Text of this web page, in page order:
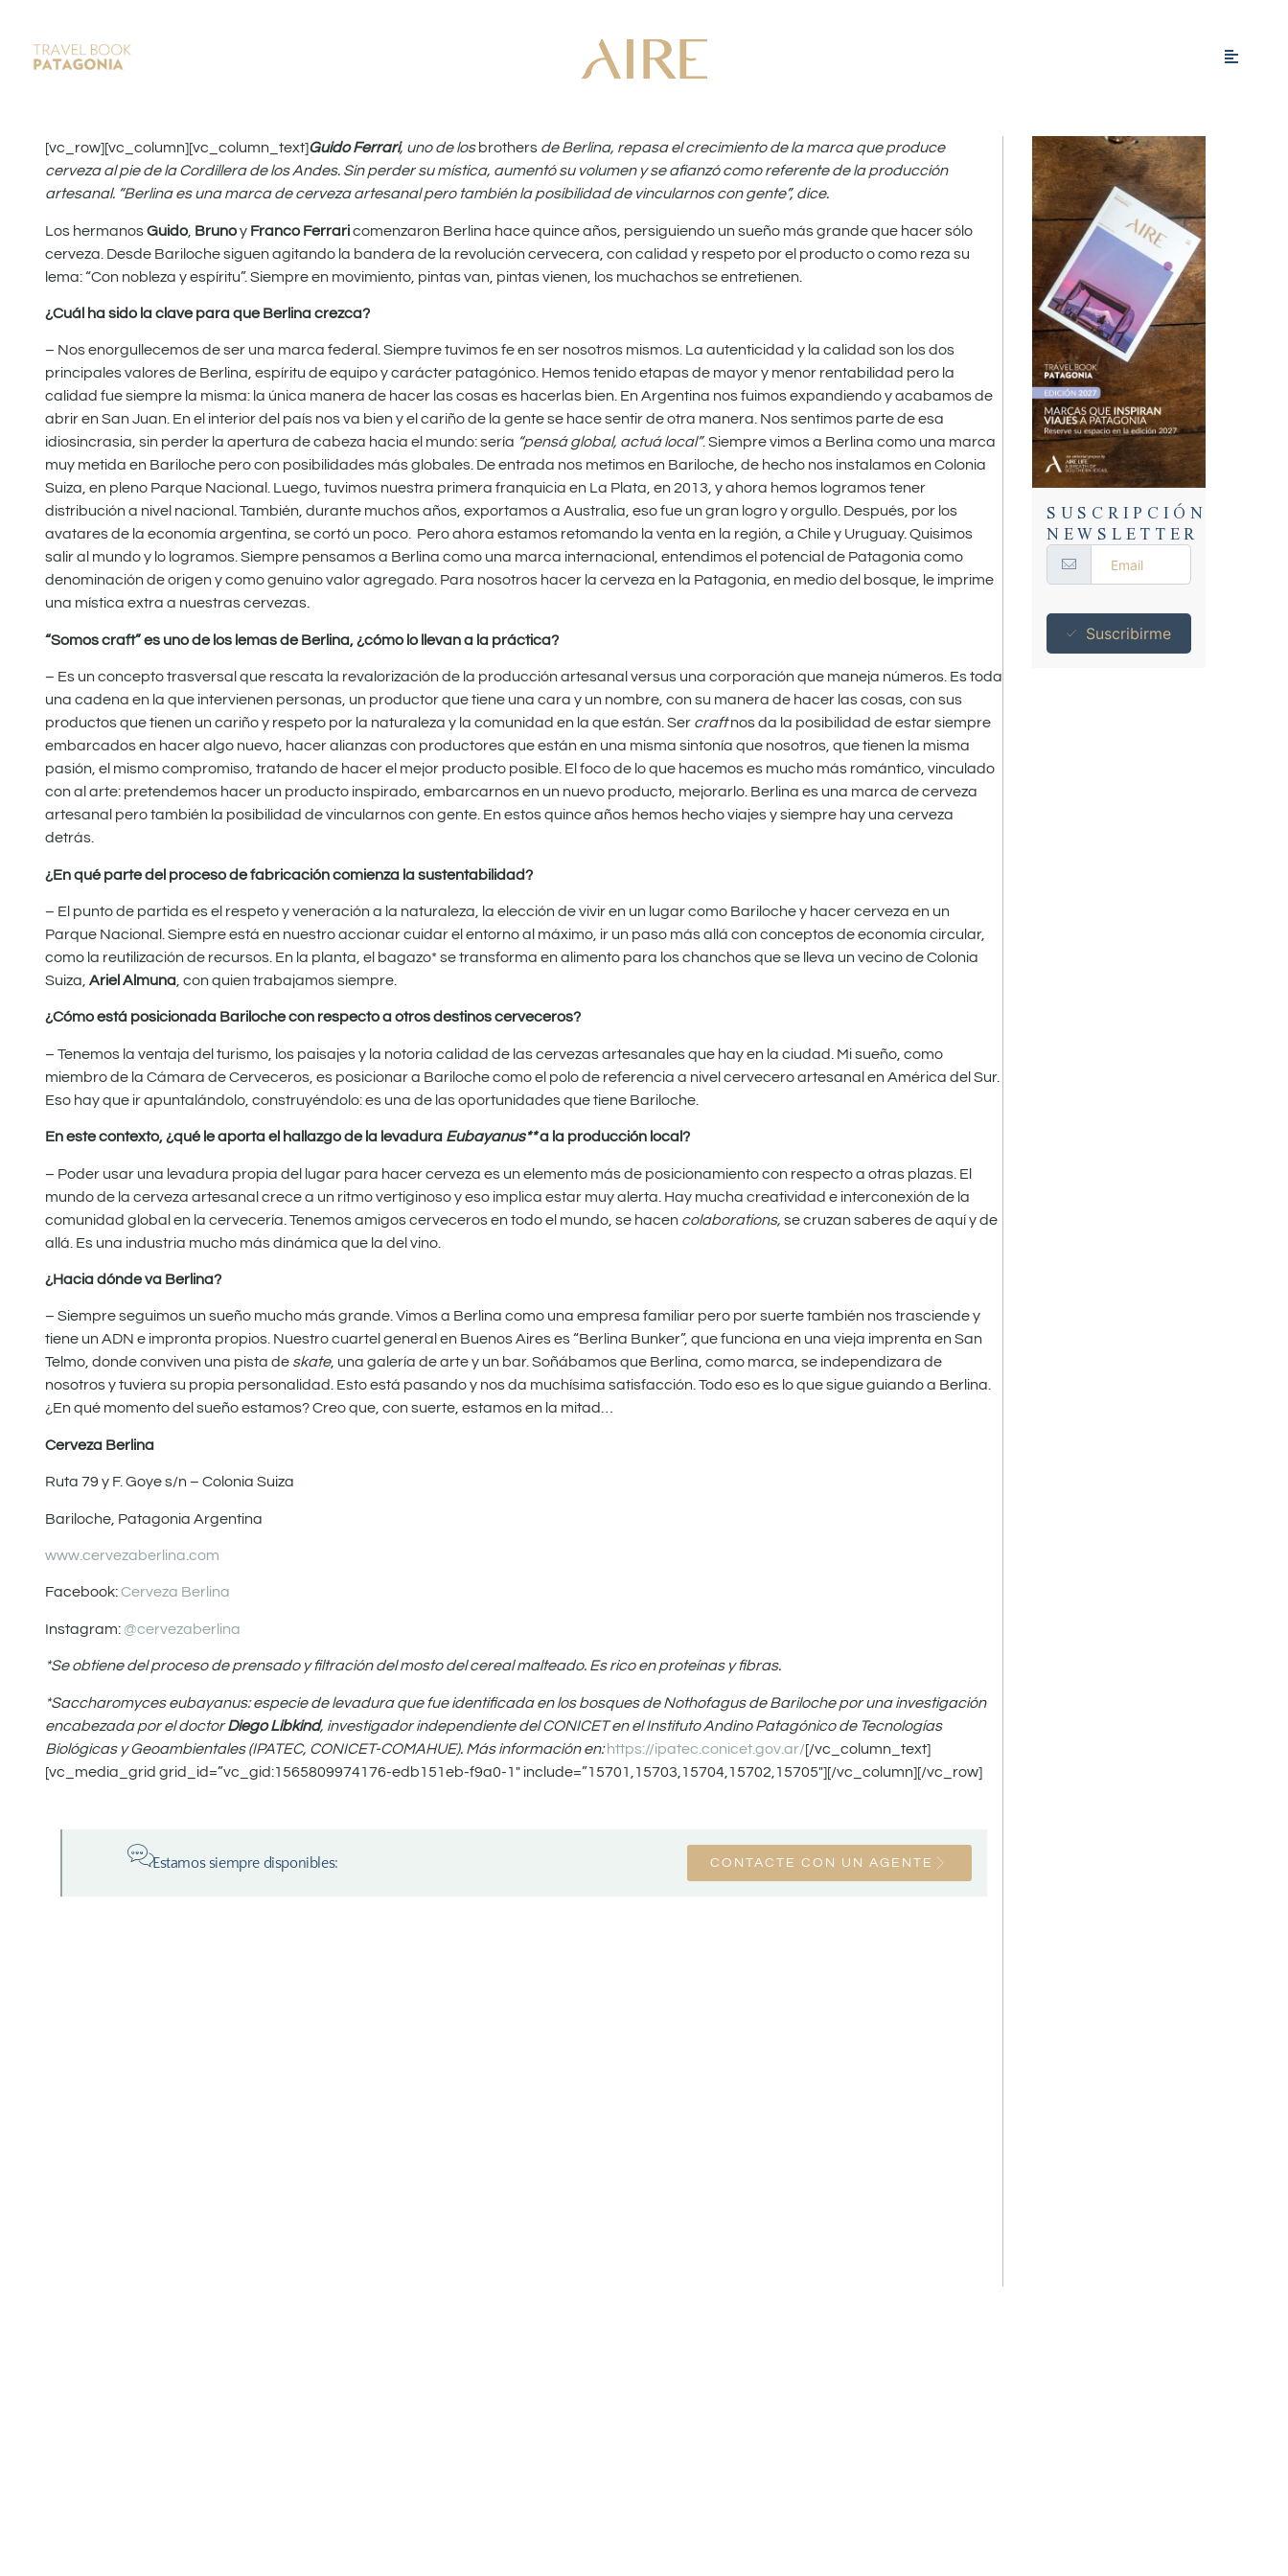
[vc_row][vc_column][vc_column_text]Guido Ferrari, uno de los brothers de Berlina, repasa el crecimiento de la marca que produce
cerveza al pie de la Cordillera de los Andes. Sin perder su mística, aumentó su volumen y se afianzó como referente de la producción
artesanal. “Berlina es una marca de cerveza artesanal pero también la posibilidad de vincularnos con gente”, dice.
Los hermanosGuido Brunoy Franco Ferraricomenzaron Berlina hace quince años, persiguiendo un sueño más grande que hacer sólo
cerveza. Desde Bariloche siguen agitando la bandera de la revolución cervecera, con calidad y respeto por el producto o como reza su
lema: “Con nobleza y espíritu”. Siempre en movimiento, pintas van, pintas vienen, los muchachos se entretienen.
¿Cuál ha sido la clave para que Berlina crezca?
– Nos enorgullecemos de ser una marca federal. Siempre tuvimos fe en ser nosotros mismos. La autenticidad y la calidad son los dos
principales valores de Berlina, espíritu de equipo y carácter patagónico. Hemos tenido etapas de mayor y menor rentabilidad pero la
calidad fue siempre la misma: la única manera de hacer las cosas es hacerlas bien. En Argentina nos fuimos expandiendo y acabamos de
abrir en San Juan. En el interior del país nos va bien y el cariño de la gente se hace sentir de otra manera. Nos sentimos parte de esa
idiosincrasia, sin perder la apertura de cabeza hacia el mundo: sería “pensá global, actuá local”. Siempre vimos a Berlina como una marca
muy metida en Bariloche pero con posibilidades más globales. De entrada nos metimos en Bariloche, de hecho nos instalamos en Colonia
Suiza, en pleno Parque Nacional. Luego, tuvimos nuestra primera franquicia en La Plata, en 2013, y ahora hemos logramos tener
distribución a nivel nacional. También, durante muchos años, exportamos a Australia, eso fue un gran logro y orgullo. Después, por los
avatares de la economía argentina, se cortó un poco. Pero ahora estamos retomando la venta en la región, a Chile y Uruguay. Quisimos
salir al mundo y lo logramos. Siempre pensamos a Berlina como una marca internacional, entendimos el potencial de Patagonia como
denominación de origen y como genuino valor agregado. Para nosotros hacer la cerveza en la Patagonia, en medio del bosque, le imprime
una mística extra a nuestras cervezas.
“Somos craft” es uno de los lemas de Berlina, ¿cómo lo llevan a la práctica?
– Es un concepto trasversal que rescata la revalorización de la producción artesanal versus una corporación que maneja números. Es toda
una cadena en la que intervienen personas, un productor que tiene una cara y un nombre, con su manera de hacer las cosas, con sus
productos que tienen un cariño y respeto por la naturaleza y la comunidad en la que están. Ser craftnos da la posibilidad de estar siempre
embarcados en hacer algo nuevo, hacer alianzas con productores que están en una misma sintonía que nosotros, que tienen la misma
pasión, el mismo compromiso, tratando de hacer el mejor producto posible. El foco de lo que hacemos es mucho más romántico, vinculado
con al arte: pretendemos hacer un producto inspirado, embarcarnos en un nuevo producto, mejorarlo. Berlina es una marca de cerveza
artesanal pero también la posibilidad de vincularnos con gente. En estos quince años hemos hecho viajes y siempre hay una cerveza
detrás.
¿En qué parte del proceso de fabricación comienza la sustentabilidad?
– El punto de partida es el respeto y veneración a la naturaleza, la elección de vivir en un lugar como Bariloche y hacer cerveza en un
Parque Nacional. Siempre está en nuestro accionar cuidar el entorno al máximo, ir un paso más allá con conceptos de economía circular,
como la reutilización de recursos. En la planta, el bagazo* se transforma en alimento para los chanchos que se lleva un vecino de Colonia
Suiza, Ariel Almuna , con quien trabajamos siempre.
¿Cómo está posicionada Bariloche con respecto a otros destinos cerveceros?
– Tenemos la ventaja del turismo, los paisajes y la notoria calidad de las cervezas artesanales que hay en la ciudad. Mi sueño, como
miembro de la Cámara de Cerveceros, es posicionar a Bariloche como el polo de referencia a nivel cervecero artesanal en América del Sur.
Eso hay que ir apuntalándolo, construyéndolo: es una de las oportunidades que tiene Bariloche.
En este contexto, ¿qué le aporta el hallazgo de la levadura Eubayanus**a la producción local?
– Poder usar una levadura propia del lugar para hacer cerveza es un elemento más de posicionamiento con respecto a otras plazas. El
mundo de la cerveza artesanal crece a un ritmo vertiginoso y eso implica estar muy alerta. Hay mucha creatividad e interconexión de la
comunidad global en la cervecería. Tenemos amigos cerveceros en todo el mundo, se hacen colaborations, se cruzan saberes de aquí y de
allá. Es una industria mucho más dinámica que la del vino.
¿Hacia dónde va Berlina?
– Siempre seguimos un sueño mucho más grande. Vimos a Berlina como una empresa familiar pero por suerte también nos trasciende y
tiene un ADN e impronta propios. Nuestro cuartel general en Buenos Aires es “Berlina Bunker”, que funciona en una vieja imprenta en San
Telmo, donde conviven una pista de skate, una galería de arte y un bar. Soñábamos que Berlina, como marca, se independizara de
nosotros y tuviera su propia personalidad. Esto está pasando y nos da muchísima satisfacción. Todo eso es lo que sigue guiando a Berlina.
¿En qué momento del sueño estamos? Creo que, con suerte, estamos en la mitad…
Cerveza Berlina
Ruta 79 y F. Goye s/n – Colonia Suiza
Bariloche, Patagonia Argentina
www.cervezaberlina.com
Facebook:Cerveza Berlina
Instagram: @cervezaberlina
*Se obtiene del proceso de prensado y filtración del mosto del cereal malteado. Es rico en proteínas y fibras.
*Saccharomyces eubayanus: especie de levadura que fue identificada en los bosques de Nothofagus de Bariloche por una investigación
encabezada por el doctorDiego Libkind, investigador independiente del CONICET en el Instituto Andino Patagónico de Tecnologías
Biológicas y Geoambientales (IPATEC, CONICET-COMAHUE). Más información en:https://ipatec.conicet.gov.ar/[/vc_column_text]
[vc_media_grid grid_id=”vc_gid:1565809974176-edb151eb-f9a0-1″ include=”15701,15703,15704,15702,15705″][/vc_column][/vc_row]
Estamos siempre disponibles: CONTACTE CON UN AGENTE
SUSCRIPCIÓN
NEWSLETTER
Suscribirme